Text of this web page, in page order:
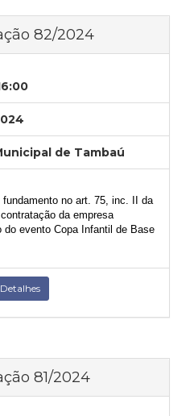
82/2024
de Tambaú
fundamento no art. 75, inc. II da
contratação da empresa
do evento Copa Infantil de Base
81/2024